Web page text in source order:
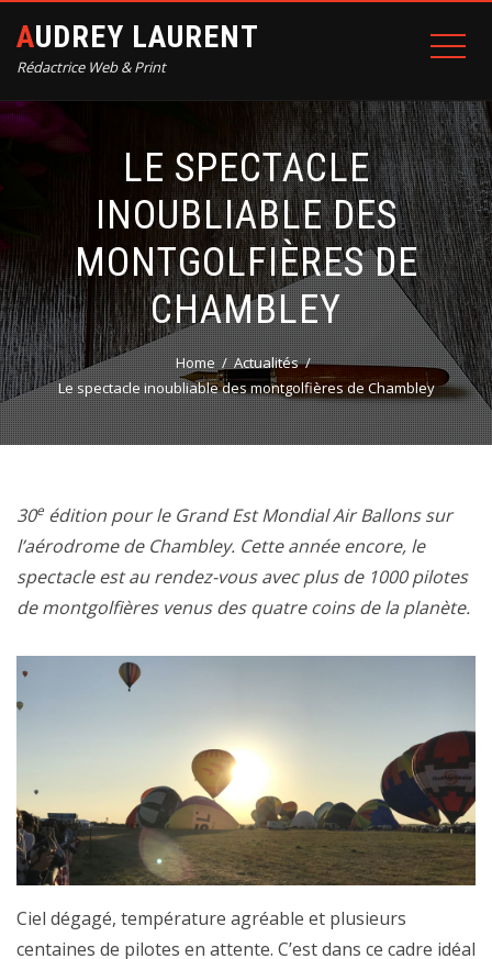
AUDREY LAURENT
Rédactrice Web & Print
LE SPECTACLE
INOUBLIABLE DES
MONTGOLFIÈRES DE
CHAMBLEY
Home
Actualités
Le spectacle inoubliable des montgolfières de Chambley
30e édition pour le Grand Est Mondial Air Ballons sur
l’aérodrome de Chambley. Cette année encore, le
spectacle est au rendez-vous avec plus de 1000 pilotes
de montgolfières venus des quatre coins de la planète.
Ciel dégagé, température agréable et plusieurs
centaines de pilotes en attente. C’est dans ce cadre idéal